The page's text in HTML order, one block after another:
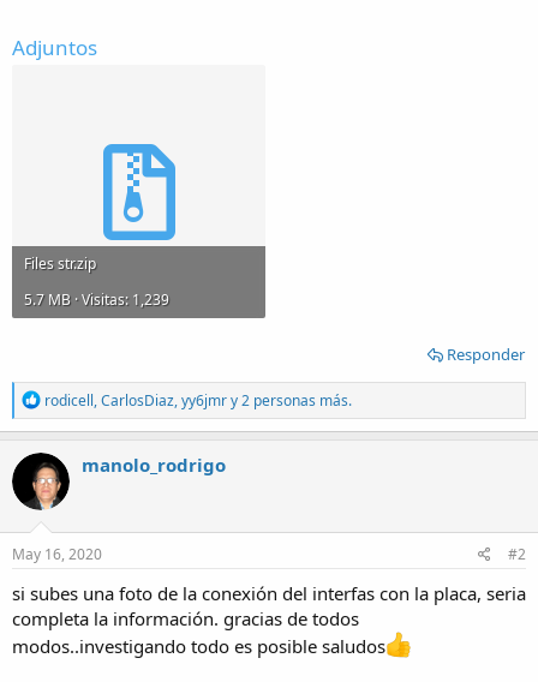
Adjuntos
Files str.zip
5.7 MB · Visitas: 1,239
Responder
R
e
a
c
t
i
o
n
s
rodicell,CarlosDiaz,yy6jmry 2 personas más.
manolo_rodrigo
May 16, 2020 #2
si subes una foto de la conexión del interfas con la placa, seria
completa la información. gracias de todos
modos..investigando todo es posible saludos